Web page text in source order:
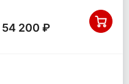
54 200 ₽